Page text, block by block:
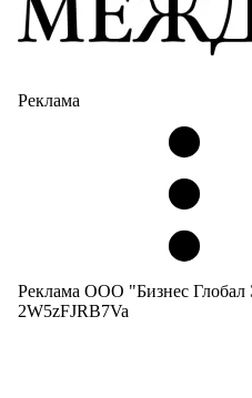
Реклама
Реклама ООО "Бизнес
2W5zFJRB7Va